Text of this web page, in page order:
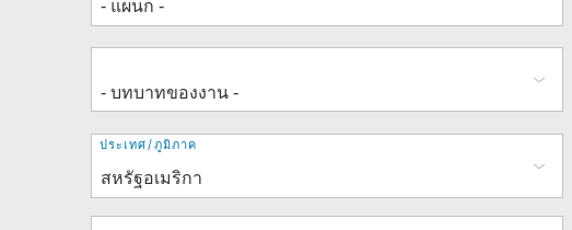
ที่
อยู่
ประเทศ/ภูมิภาค